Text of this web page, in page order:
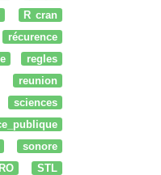
R cran
récurence
regles
reunion
sciences
sonore
STL